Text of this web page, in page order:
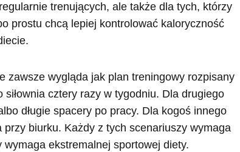
trenujących, ale także dla tych, którzy
prostu chcą lepiej kontrolować kaloryczność
zawsze wygląda jak plan treningowy rozpisany
cztery razy w tygodniu. Dla drugiego
długie spacery po pracy. Dla kogoś innego
biurku. Każdy z tych scenariuszy wymaga
ekstremalnej sportowej diety.